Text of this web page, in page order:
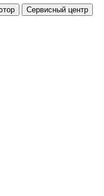
Сервисный центр